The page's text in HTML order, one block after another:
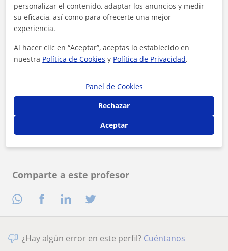
Comparte a este profesor
Al hacer clic, aceptas nuestroaviso legaly de
Contactar ahora
¿Hay algún error en este perfil? Cuéntanos
personalizar el contenido, adaptar los anuncios y medir
su eficacia, así como para ofrecerte una mejor
experiencia.
Al hacer clic en “Aceptar”, aceptas lo establecido en
nuestra Política de Cookies y Política de Privacidad.
Panel de Cookies
Rechazar
Aceptar